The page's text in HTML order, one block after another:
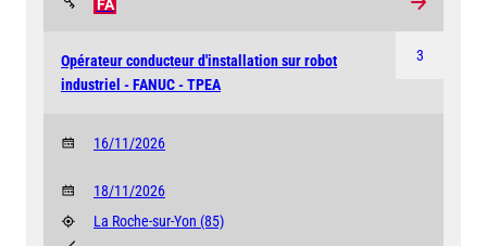
FA
3
Opérateur conducteur d'installation sur robot
industriel - FANUC - TPEA
16/11/2026
18/11/2026
La Roche-sur-Yon (85)